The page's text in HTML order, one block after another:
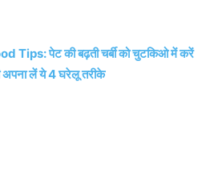
Tips: पेट की बढ़ती चर्बी को चुटकिओ में करें
लें ये 4 घरेलू तरीके